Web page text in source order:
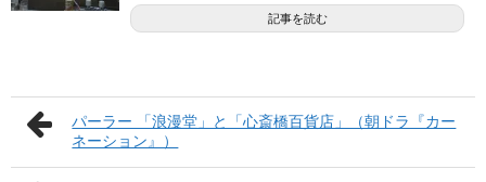
記事を読む
パーラー 「浪漫堂」と「心斎橋百貨店」（朝ドラ『カー
ネーション』）